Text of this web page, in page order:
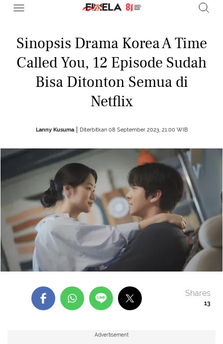
Sinopsis Drama Korea A Time
Called You, 12 Episode Sudah
Bisa Ditonton Semua di
Netflix
Lanny Kusuma Diterbitkan 08 September 2023, 21:00 WIB
13
Shares
Advertisement